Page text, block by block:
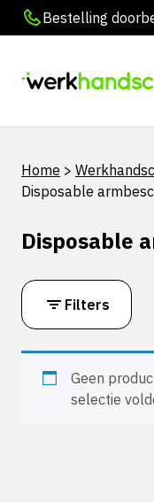
Bestelling
Home >
Disposable
Disposable
Filters
Geen
selectie